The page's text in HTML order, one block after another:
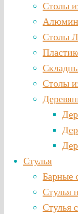
Столы
Столы
Столы
Стулья
Барные
Стулья
Стулья